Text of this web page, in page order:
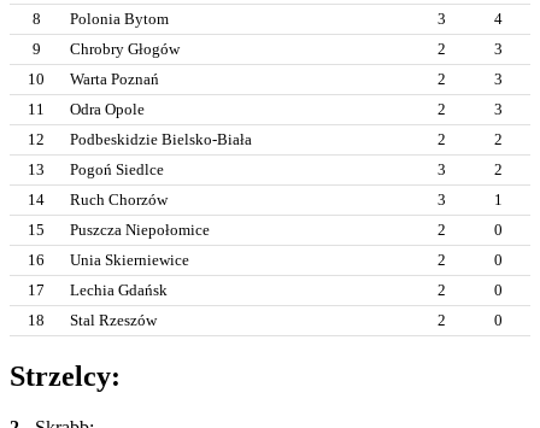
8
Polonia Bytom 3
4
9
Chrobry Głogów 2
3
10
Warta Poznań 2
3
11
Odra Opole 2
3
12
Podbeskidzie Bielsko-Biała 2
2
13
Pogoń Siedlce 3
2
14
Ruch Chorzów 3
1
15
Puszcza Niepołomice 2
0
16
Unia Skierniewice 2
0
17
Lechia Gdańsk 2
0
18
Stal Rzeszów 2 0
Strzelcy: